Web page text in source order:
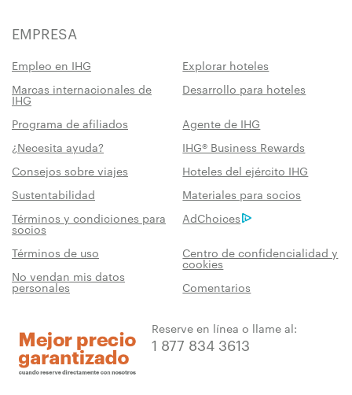
EMPRESA
Empleo en IHG
Explorar hoteles
Marcas internacionales de
IHG
Desarrollo para hoteles
Programa de afiliados
Agente de IHG
¿Necesita ayuda?
IHG® Business Rewards
Consejos sobre viajes
Hoteles del ejército IHG
Sustentabilidad
Materiales para socios
Términos y condiciones para
socios
AdChoices
Términos de uso Centro de confidencialidad y
cookies
No vendan mis datos
personales Comentarios
Reserve en línea o llame al:
1 877 834 3613